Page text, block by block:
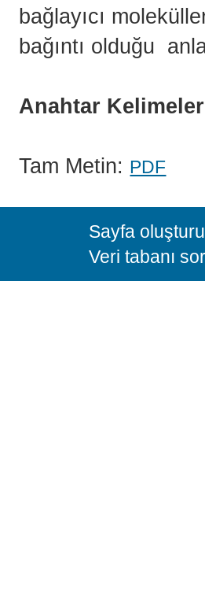
bağlayıcı
bağıntı olduğu
Anahtar
Tam Metin: PDF
Sayfa
Veri tabanı